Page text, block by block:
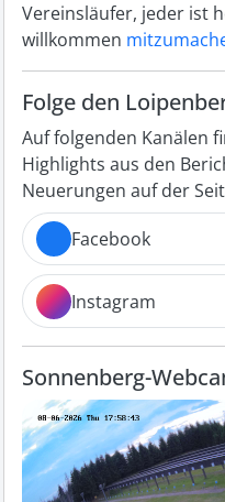
Vereinsläufer, jeder ist
willkommen
Folge den
Auf folgenden Kanälen
Highlights aus den
Neuerungen auf der
Facebook
Instagram
Sonnenberg-